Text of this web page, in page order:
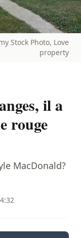
Stock Photo, Love
property
il a
rouge
MacDonald?